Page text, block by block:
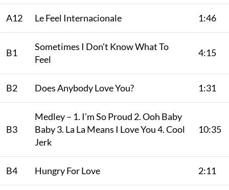
A12 Le Feel Internacionale 1:46
B1
Sometimes I Don’t Know What To
Feel
4:15
B2 Does Anybody Love You? 1:31
B3
Medley – 1. I’m So Proud 2. Ooh Baby
Baby 3. La La Means I Love You 4. Cool
Jerk
10:35
B4 Hungry For Love 2:11